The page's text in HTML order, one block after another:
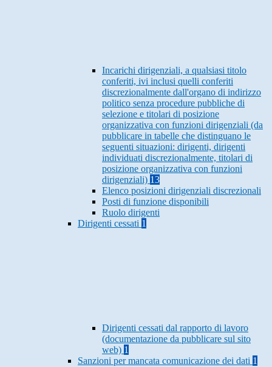
Incarichi dirigenziali, a qualsiasi titolo
conferiti, ivi inclusi quelli conferiti
discrezionalmente dall'organo di indirizzo
politico senza procedure pubbliche di
selezione e titolari di posizione
organizzativa con funzioni dirigenziali (da
pubblicare in tabelle che distinguano le
seguenti situazioni: dirigenti, dirigenti
individuati discrezionalmente, titolari di
posizione organizzativa con funzioni
dirigenziali) 13
Elenco posizioni dirigenziali discrezionali
Posti di funzione disponibili
Ruolo dirigenti
Dirigenti cessati 1
Dirigenti cessati dal rapporto di lavoro
(documentazione da pubblicare sul sito
web) 1
Sanzioni per mancata comunicazione dei dati 1